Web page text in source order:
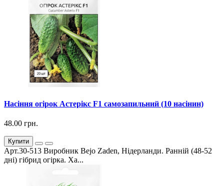
Насіння огірок Астерікс F1 самозапильний (10 насінин)
48.00 грн.
Купити
Арт.30-513 Виробник Bejo Zaden, Нідерланди. Ранній (48-52
дні) гібрид огірка. Ха...